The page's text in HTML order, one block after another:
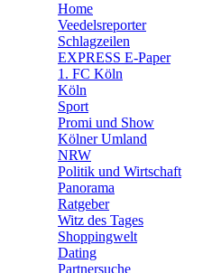
🛒
Home
Veedelsreporter
Schlagzeilen
EXPRESS E-Paper
1. FC Köln
Köln
Sport
Promi und Show
Kölner Umland
NRW
Politik und Wirtschaft
Panorama
Ratgeber
Witz des Tages
Shoppingwelt
Dating
Partnersuche